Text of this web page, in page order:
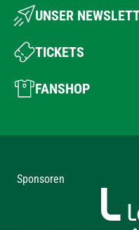
UNSER
TICKETS
FANSHOP
Sponsoren